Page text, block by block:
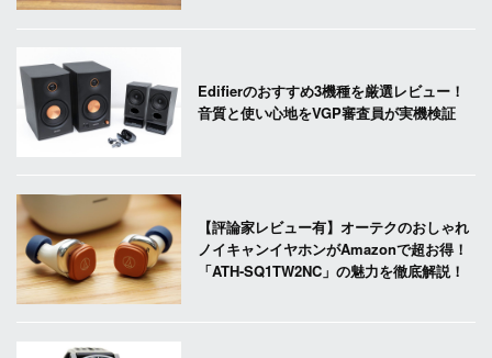
Edifierのおすすめ3機種を厳選レビュー！
音質と使い心地をVGP審査員が実機検証
【評論家レビュー有】オーテクのおしゃれ
ノイキャンイヤホンがAmazonで超お得！
「ATH-SQ1TW2NC」の魅力を徹底解説！